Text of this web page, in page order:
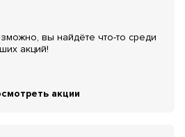
вы найдёте что-то среди
акций!
акции